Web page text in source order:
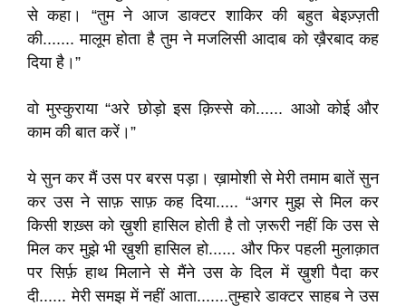
से कहा। “तुम ने आज डाक्टर शाकिर की बहुत बेइज़्ज़ती
की....... मालूम होता है तुम ने मजलिसी आदाब को ख़ैरबाद कह
दिया है।”
वो मुस्कुराया “अरे छोड़ो इस क़िस्से को...... आओ कोई और
काम की बात करें।”
ये सुन कर मैं उस पर बरस पड़ा। ख़ामोशी से मेरी तमाम बातें सुन
कर उस ने साफ़ साफ़ कह दिया..... “अगर मुझ से मिल कर
किसी शख़्स को ख़ुशी हासिल होती है तो ज़रूरी नहीं कि उस से
मिल कर मुझे भी ख़ुशी हासिल हो...... और फिर पहली मुलाक़ात
पर सिर्फ़ हाथ मिलाने से मैंने उस के दिल में ख़ुशी पैदा कर
दी...... मेरी समझ में नहीं आता.......तुम्हारे डाक्टर साहब ने उस